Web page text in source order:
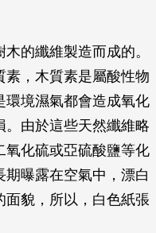
的纖維製造而成的。
，木質素是屬酸性物
環境濕氣都會造成氧化
。由於這些天然纖維略
氧化硫或亞硫酸鹽等化
曝露在空氣中，漂白
面貌，所以，白色紙張